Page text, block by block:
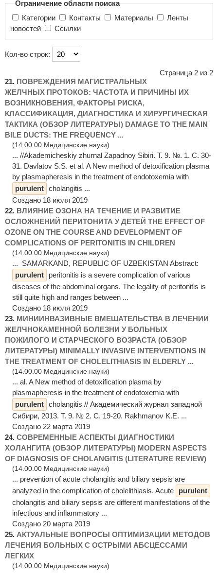
Ограничение области поиска
Категории
Контакты Материалы
новостей
Ссылки
Кол-во строк:
Страница 2 из 2
21. ПОВРЕЖДЕНИЯ МАГИСТРАЛЬНЫХ
ЖЕЛЧНЫХ ПРОТОКОВ: ЧАСТОТА И ПРИЧИНЫ ИХ
ВОЗНИКНОВЕНИЯ, ФАКТОРЫ РИСКА,
КЛАССИФИКАЦИЯ, ДИАГНОСТИКА И ХИРУРГИЧЕСКАЯ
ТАКТИКА (ОБЗОР ЛИТЕРАТУРЫ) DAMAGE TO THE MAIN
BILE DUCTS: THE FREQUENCY ...
(14.00.00 Медицинские науки)
... //Akademicheskiy zhurnal Zapadnoy Sibiri. Т. 9. №. 1. С. 30-
31. Davlatov S.S. et al. A New method of detoxification plasma
by plasmapheresis in the treatment of endotoxemia with
purulent cholangitis ...
Создано 18 июля 2019
22. ВЛИЯНИЕ ОЗОНА НА ТЕЧЕНИЕ И РАЗВИТИЕ
ОСЛОЖНЕНИЙ ПЕРИТОНИТА У ДЕТЕЙ THE EFFECT OF
OZONE ON THE COURSE AND DEVELOPMENT OF
COMPLICATIONS OF PERITONITIS IN CHILDREN
(14.00.00 Медицинские науки)
... SAMARKAND, REPUBLIC OF UZBEKISTAN Abstract:
purulent
peritonitis is a severe complication of various
diseases of the abdominal organs. The legality of peritonitis is
still quite high and ranges between ...
Создано 18 июля 2019
23. МИНИИНВАЗИВНЫЕ ВМЕШАТЕЛЬСТВА В ЛЕЧЕНИИ
ЖЕЛЧНОКАМЕННОЙ БОЛЕЗНИ У БОЛЬНЫХ
ПОЖИЛОГО И СТАРЧЕСКОГО ВОЗРАСТА (ОБЗОР
ЛИТЕРАТУРЫ) MINIMALLY INVASIVE INTERVENTIONS IN
THE TREATMENT OF CHOLELITHIASIS IN ELDERLY ...
(14.00.00 Медицинские науки)
... al. A New method of detoxification plasma by
plasmapheresis in the treatment of endotoxemia with
purulent cholangitis // Академический журнал западной
Сибири, 2013. Т. 9. № 2. С. 19-20. Rakhmanov K.E. ...
Создано 22 марта 2019
24. СОВРЕМЕННЫЕ АСПЕКТЫ ДИАГНОСТИКИ
ХОЛАНГИТА (ОБЗОР ЛИТЕРАТУРЫ) MODERN ASPECTS
OF DIAGNOSIS OF CHOLANGITIS (LITERATURE REVIEW)
(14.00.00 Медицинские науки)
... prevention of acute cholangitis and biliary sepsis are
analyzed in the complication of cholelithiasis. Acute
purulent
cholangitis and biliary sepsis are different manifestations of the
infectious and inflammatory ...
Создано 20 марта 2019
25. АКТУАЛЬНЫЕ ВОПРОСЫ ОПТИМИЗАЦИИ МЕТОДОВ
ЛЕЧЕНИЯ БОЛЬНЫХ С ОСТРЫМИ АБСЦЕССАМИ
ЛЕГКИХ
(14.00.00 Медицинские науки)